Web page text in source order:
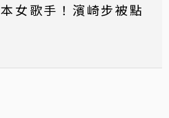
女歌手！濱崎步被點